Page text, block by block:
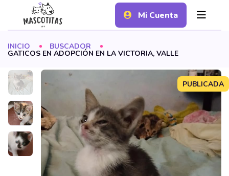
Mi Cuenta
INICIO BUSCADOR
GATICOS EN ADOPCIÓN EN LA VICTORIA, VALLE
PUBLICADA